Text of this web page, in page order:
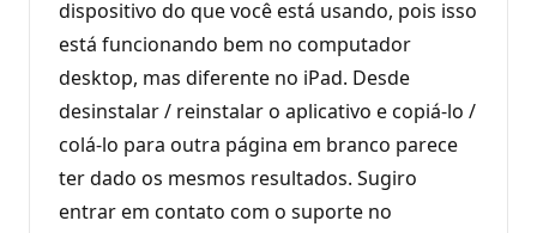
dispositivo do que você está usando, pois isso
está funcionando bem no computador
desktop, mas diferente no iPad. Desde
desinstalar / reinstalar o aplicativo e copiá-lo /
colá-lo para outra página em branco parece
ter dado os mesmos resultados. Sugiro
entrar em contato com o suporte no